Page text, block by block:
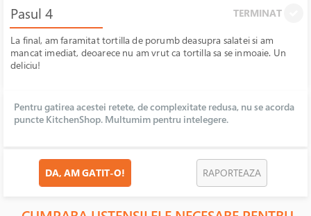
Pasul 4 TERMINAT
La final, am faramitat tortilla de porumb deasupra salatei si am
mancat imediat, deoarece nu am vrut ca tortilla sa se inmoaie. Un
deliciu!
Pentru gatirea acestei retete, de complexitate redusa, nu se acorda
puncte KitchenShop. Multumim pentru intelegere.
DA, AM GATIT-O! RAPORTEAZA